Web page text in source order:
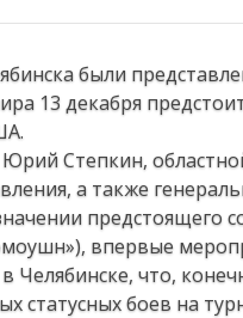
были
13 декабря
Степкин,
а также
предстоящего
впервые
Челябинске, что,
статусных боев на